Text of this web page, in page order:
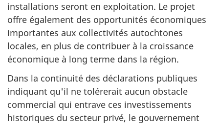
installations seront en exploitation. Le projet
offre également des opportunités économiques
importantes aux collectivités autochtones
locales, en plus de contribuer à la croissance
économique à long terme dans la région.
Dans la continuité des déclarations publiques
indiquant qu'il ne tolérerait aucun obstacle
commercial qui entrave ces investissements
historiques du secteur privé, le gouvernement